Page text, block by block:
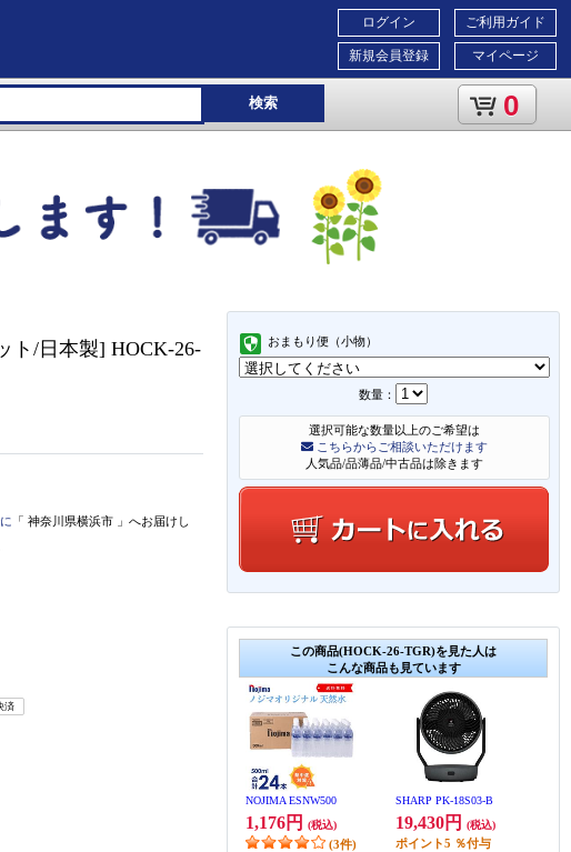
ご利用ガイド
マイページ
ログイン
新規会員登録
検索 0
おまもり便（小物）
数量：
選択可能な数量以上のご希望は
こちらからご相談いただけます
人気品/品薄品/中古品は除きます
この商品(HOCK-26-TGR)を見た人は
こんな商品も見ています
NOJIMA ESNW500
1,176円 (税込)
(3件)
SHARP PK-18S03-B
19,430円 (税込)
ポイント5 ％付与
ト/日本製] HOCK-26-
「 神奈川県横浜市 」 へお届けし
済